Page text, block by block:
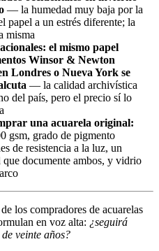
— la humedad muy baja por la
papel a un estrés diferente; la
misma
el mismo papel
Winsor & Newton
Londres o Nueva York se
— la calidad archivística
del país, pero el precio sí lo
una acuarela original:
gsm, grado de pigmento
de resistencia a la luz, un
documente ambos, y vidrio
los compradores de acuarelas
en voz alta: ¿seguirá
veinte años?